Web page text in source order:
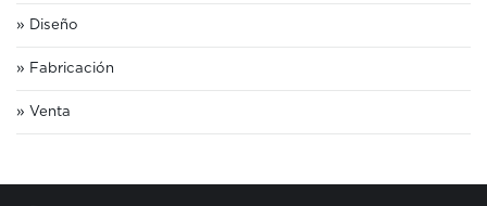
Diseño
Fabricación
Venta